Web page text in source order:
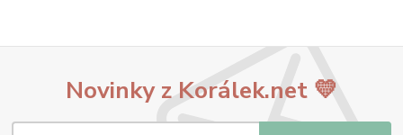
Novinky z Korálek.net 💛